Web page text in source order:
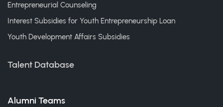
Entrepreneurial Counseling
Interest Subsidies for Youth Entrepreneurship Loan
Youth Development Affairs Subsidies
Talent Database
Alumni Teams